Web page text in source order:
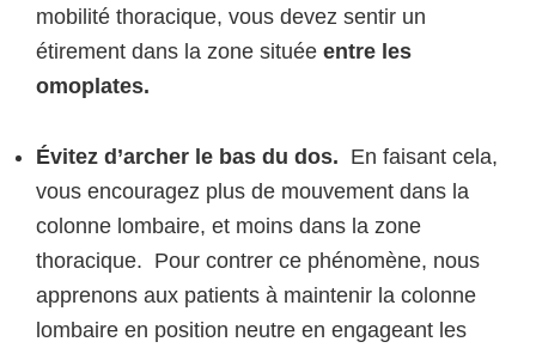
mobilité thoracique, vous devez sentir un
étirement dans la zone située entre les
omoplates.
Évitez d’archer le bas du dos. En faisant cela,
vous encouragez plus de mouvement dans la
colonne lombaire, et moins dans la zone
thoracique. Pour contrer ce phénomène, nous
apprenons aux patients à maintenir la colonne
lombaire en position neutre en engageant les